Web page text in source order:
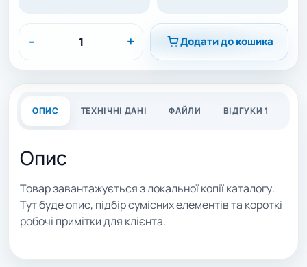
- + Додати до кошика
ОПИС ТЕХНІЧНІ ДАНІ ФАЙЛИ ВІДГУКИ 1
Опис
Товар завантажується з локальної копії каталогу.
Тут буде опис, підбір сумісних елементів та короткі
робочі примітки для клієнта.